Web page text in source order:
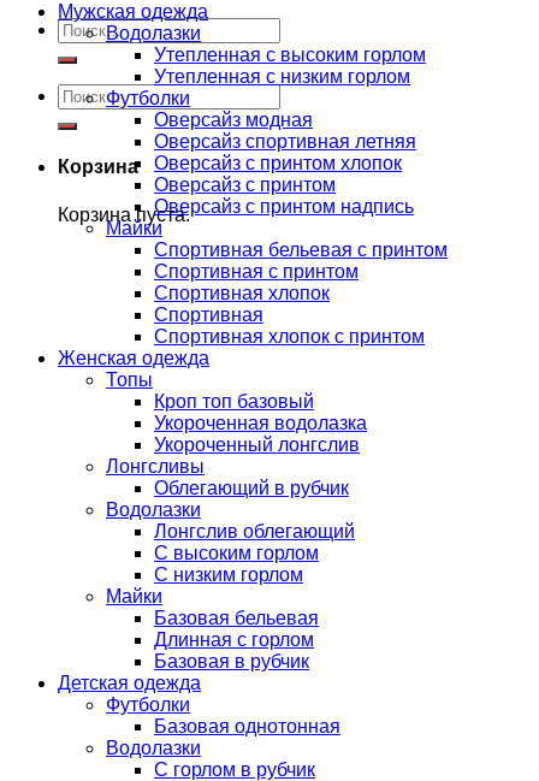
Искать:
Искать:
Корзина
Корзина пуста.
Мужская одежда
Водолазки
Утепленная с высоким горлом
Утепленная с низким горлом
Футболки
Оверсайз модная
Оверсайз спортивная летняя
Оверсайз с принтом хлопок
Оверсайз с принтом
Оверсайз с принтом надпись
Майки
Спортивная бельевая с принтом
Спортивная с принтом
Спортивная хлопок
Спортивная
Спортивная хлопок с принтом
Женская одежда
Топы
Кроп топ базовый
Укороченная водолазка
Укороченный лонгслив
Лонгсливы
Облегающий в рубчик
Водолазки
Лонгслив облегающий
С высоким горлом
С низким горлом
Майки
Базовая бельевая
Длинная с горлом
Базовая в рубчик
Детская одежда
Футболки
Базовая однотонная
Водолазки
С горлом в рубчик